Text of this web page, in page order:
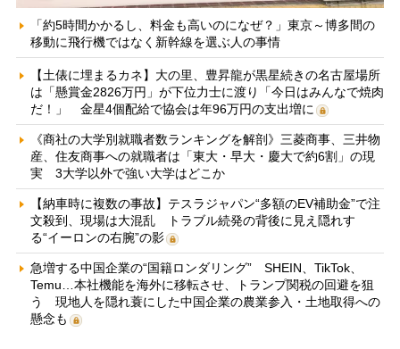
「約5時間かかるし、料金も高いのになぜ？」東京～博多間の
移動に飛行機ではなく新幹線を選ぶ人の事情
【土俵に埋まるカネ】大の里、豊昇龍が黒星続きの名古屋場所
は「懸賞金2826万円」が下位力士に渡り「今日はみんなで焼肉
だ！」 金星4個配給で協会は年96万円の支出増に
《商社の大学別就職者数ランキングを解剖》三菱商事、三井物
産、住友商事への就職者は「東大・早大・慶大で約6割」の現
実 3大学以外で強い大学はどこか
【納車時に複数の事故】テスラジャパン“多額のEV補助金”で注
文殺到、現場は大混乱 トラブル続発の背後に見え隠れす
る“イーロンの右腕”の影
急増する中国企業の“国籍ロンダリング” SHEIN、TikTok、
Temu…本社機能を海外に移転させ、トランプ関税の回避を狙
う 現地人を隠れ蓑にした中国企業の農業参入・土地取得への
懸念も